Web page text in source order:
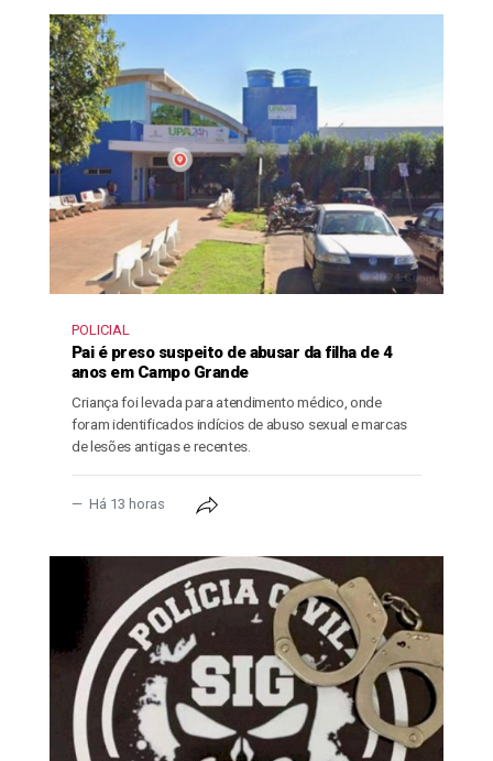
POLICIAL
Pai é preso suspeito de abusar da filha de 4
anos em Campo Grande
Criança foi levada para atendimento médico, onde
foram identificados indícios de abuso sexual e marcas
de lesões antigas e recentes.
Há 13 horas